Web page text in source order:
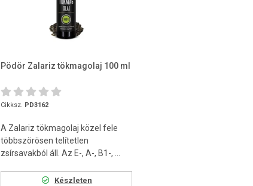
Pödör Zalariz tökmagolaj 100 ml
Cikksz. PD3162
A Zalariz tökmagolaj közel fele
többszörösen telítetlen
zsírsavakból áll. Az E-, A-, B1-, ...
Készleten